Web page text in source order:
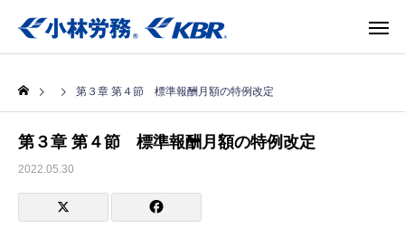
第３章 第４節 標準報酬月額の特例改定
第３章 第４節 標準報酬月額の特例改定
2022.05.30